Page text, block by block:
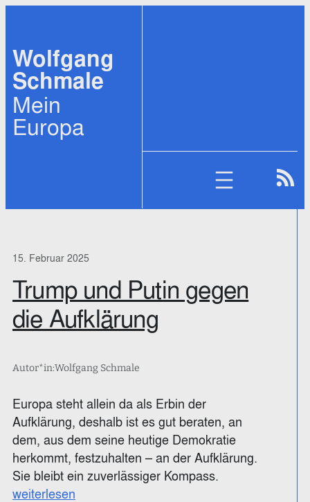
springen
Wolfgang
Schmale
Mein
Europa
15. Februar 2025
Trump und Putin gegen
die Aufklärung
Autor*in:Wolfgang Schmale
Europa steht allein da als Erbin der
Aufklärung, deshalb ist es gut beraten, an
dem, aus dem seine heutige Demokratie
herkommt, festzuhalten – an der Aufklärung.
Sie bleibt ein zuverlässiger Kompass.
weiterlesen